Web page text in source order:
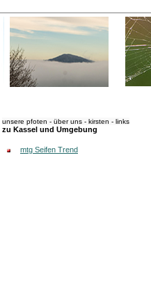
unsere pfoten - über uns - kirsten - links
zu Kassel und Umgebung
mtg Seifen Trend